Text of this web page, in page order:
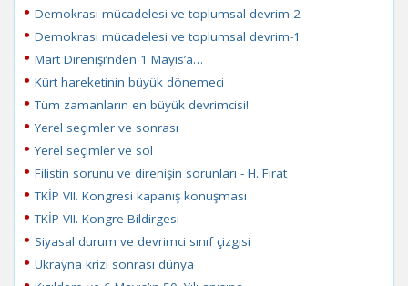
Demokrasi mücadelesi ve toplumsal devrim-2
Demokrasi mücadelesi ve toplumsal devrim-1
Mart Direnişi’nden 1 Mayıs’a…
Kürt hareketinin büyük dönemeci
Tüm zamanların en büyük devrimcisi!
Yerel seçimler ve sonrası
Yerel seçimler ve sol
Filistin sorunu ve direnişin sorunları - H. Fırat
TKİP VII. Kongresi kapanış konuşması
TKİP VII. Kongre Bildirgesi
Siyasal durum ve devrimci sınıf çizgisi
Ukrayna krizi sonrası dünya